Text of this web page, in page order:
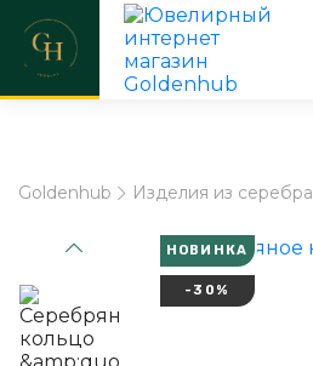
Goldenhub Изделия из серебра
НОВИНКА
-30%